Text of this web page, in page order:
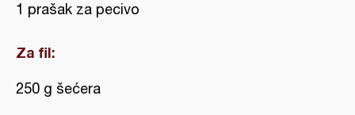
1 prašak za pecivo
Za fil:
250 g šećera